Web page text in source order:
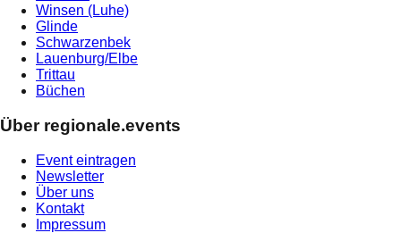
Winsen (Luhe)
Glinde
Schwarzenbek
Lauenburg/Elbe
Trittau
Büchen
Über regionale.events
Event eintragen
Newsletter
Über uns
Kontakt
Impressum